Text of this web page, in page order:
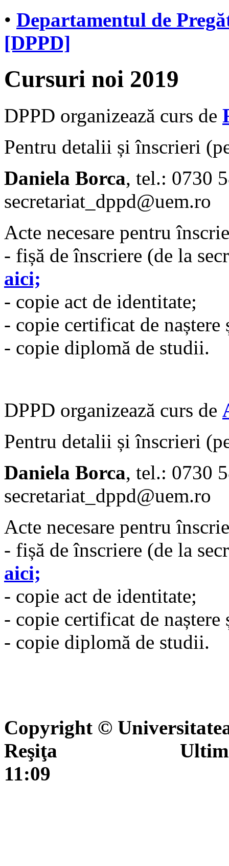
• Departamentul de
[DPPD]
Cursuri noi 2019
DPPD organizează curs de
Pentru detalii și înscrieri
Daniela Borca, tel.: 0730
secretariat_dppd@uem.ro
Acte necesare pentru
- fișă de înscriere (de la
aici;
- copie act de identitate;
- copie certificat de naștere
- copie diplomă de studii.
DPPD organizează curs de
Pentru detalii și înscrieri
Daniela Borca, tel.: 0730
secretariat_dppd@uem.ro
Acte necesare pentru
- fișă de înscriere (de la
aici;
- copie act de identitate;
- copie certificat de naștere
- copie diplomă de studii.
Copyright ©
Reşiţa Ultima
11:09